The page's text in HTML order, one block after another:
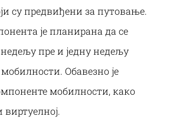
су предвиђени за путовање.
је планирана да се
недељу пре и једну недељу
Обавезно је
мобилности, како